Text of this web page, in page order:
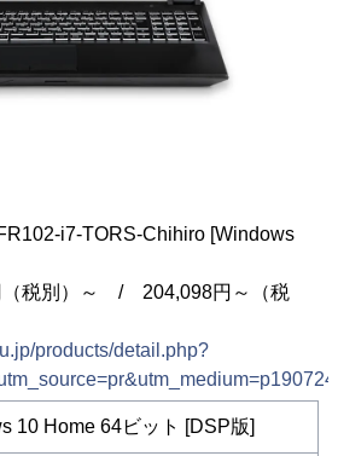
i7-TORS-Chihiro [Windows
（税別）～ / 204,098円～（税
products/detail.php?
10 Home 64ビット [DSP版]